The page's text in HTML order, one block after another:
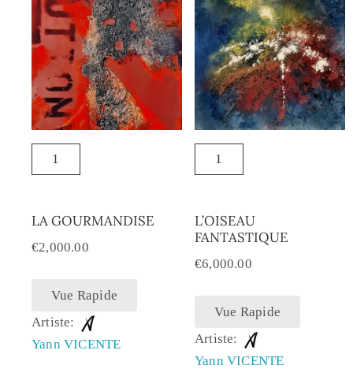
LA GOURMANDISE
€2,000.00
Vue Rapide
Artiste:
Yann VICENTE
L’OISEAU
FANTASTIQUE
€6,000.00
Vue Rapide
Artiste:
Yann VICENTE